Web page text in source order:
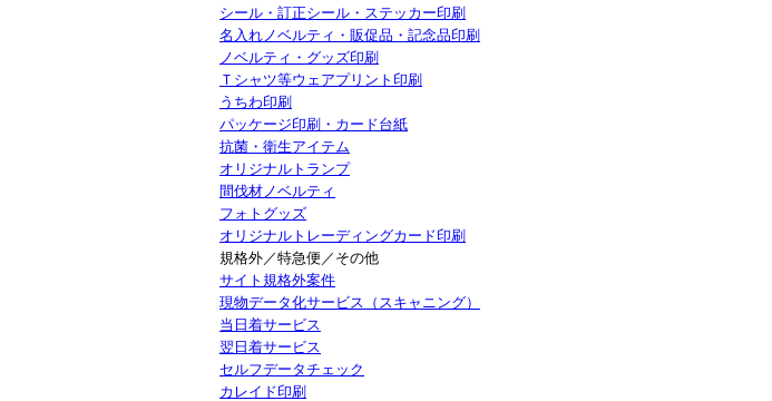
シール・訂正シール・ステッカー印刷
名入れノベルティ・販促品・記念品印刷
ノベルティ・グッズ印刷
Ｔシャツ等ウェアプリント印刷
うちわ印刷
パッケージ印刷・カード台紙
抗菌・衛生アイテム
オリジナルトランプ
間伐材ノベルティ
フォトグッズ
オリジナルトレーディングカード印刷
規格外／特急便／その他
サイト規格外案件
現物データ化サービス（スキャニング）
当日着サービス
翌日着サービス
セルフデータチェック
カレイド印刷